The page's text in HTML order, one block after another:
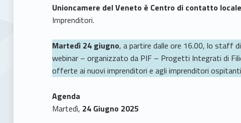
Unioncamere del Veneto è Centro di contatto
Imprenditori.
Martedì 24 giugno, a partire dalle ore 16.00, lo staff
webinar – organizzato da PIF – Progetti Integrati di
offerte ai nuovi imprenditori e agli imprenditori
Agenda
Martedì, 24 Giugno 2025